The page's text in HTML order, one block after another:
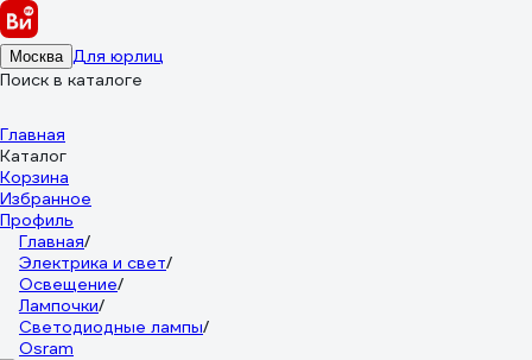
Москва Для юрлиц
Поиск в каталоге
Главная
Каталог
Корзина
Избранное
Профиль
Главная/
Электрика и свет/
Освещение/
Лампочки/
Светодиодные лампы/
Osram